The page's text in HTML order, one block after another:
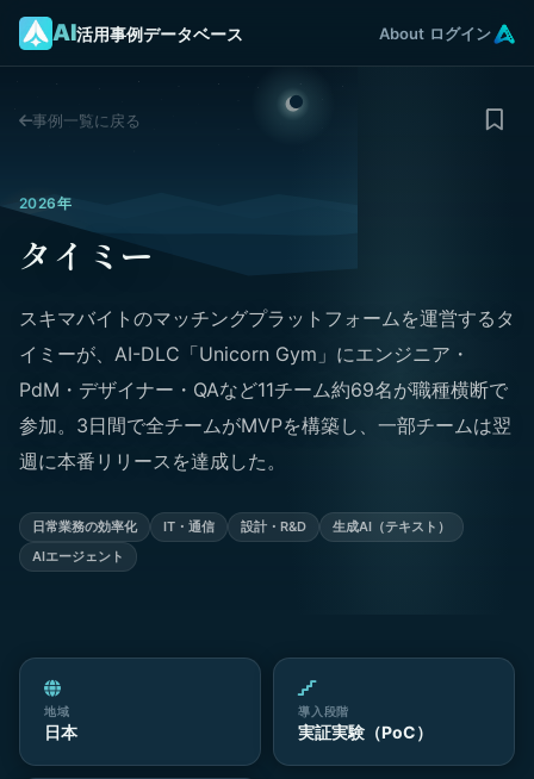
AI活用事例データベース About ログイン
事例一覧に戻る
2026年
タイミー
スキマバイトのマッチングプラットフォームを運営するタ
イミーが、AI-DLC「Unicorn Gym」にエンジニア・
PdM・デザイナー・QAなど11チーム約69名が職種横断で
参加。3日間で全チームがMVPを構築し、一部チームは翌
週に本番リリースを達成した。
日常業務の効率化 IT・通信 設計・R&D
生成AI（テキスト）
AIエージェント
地域
日本
導入段階
実証実験（PoC）